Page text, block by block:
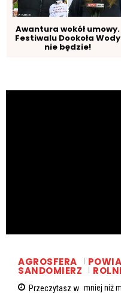
Awantura wokół umowy.
Festiwalu Dookoła Wody
nie będzie!